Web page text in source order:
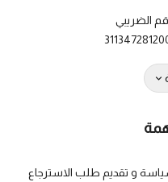
الضريبي
تقديم طلب الاسترجاع